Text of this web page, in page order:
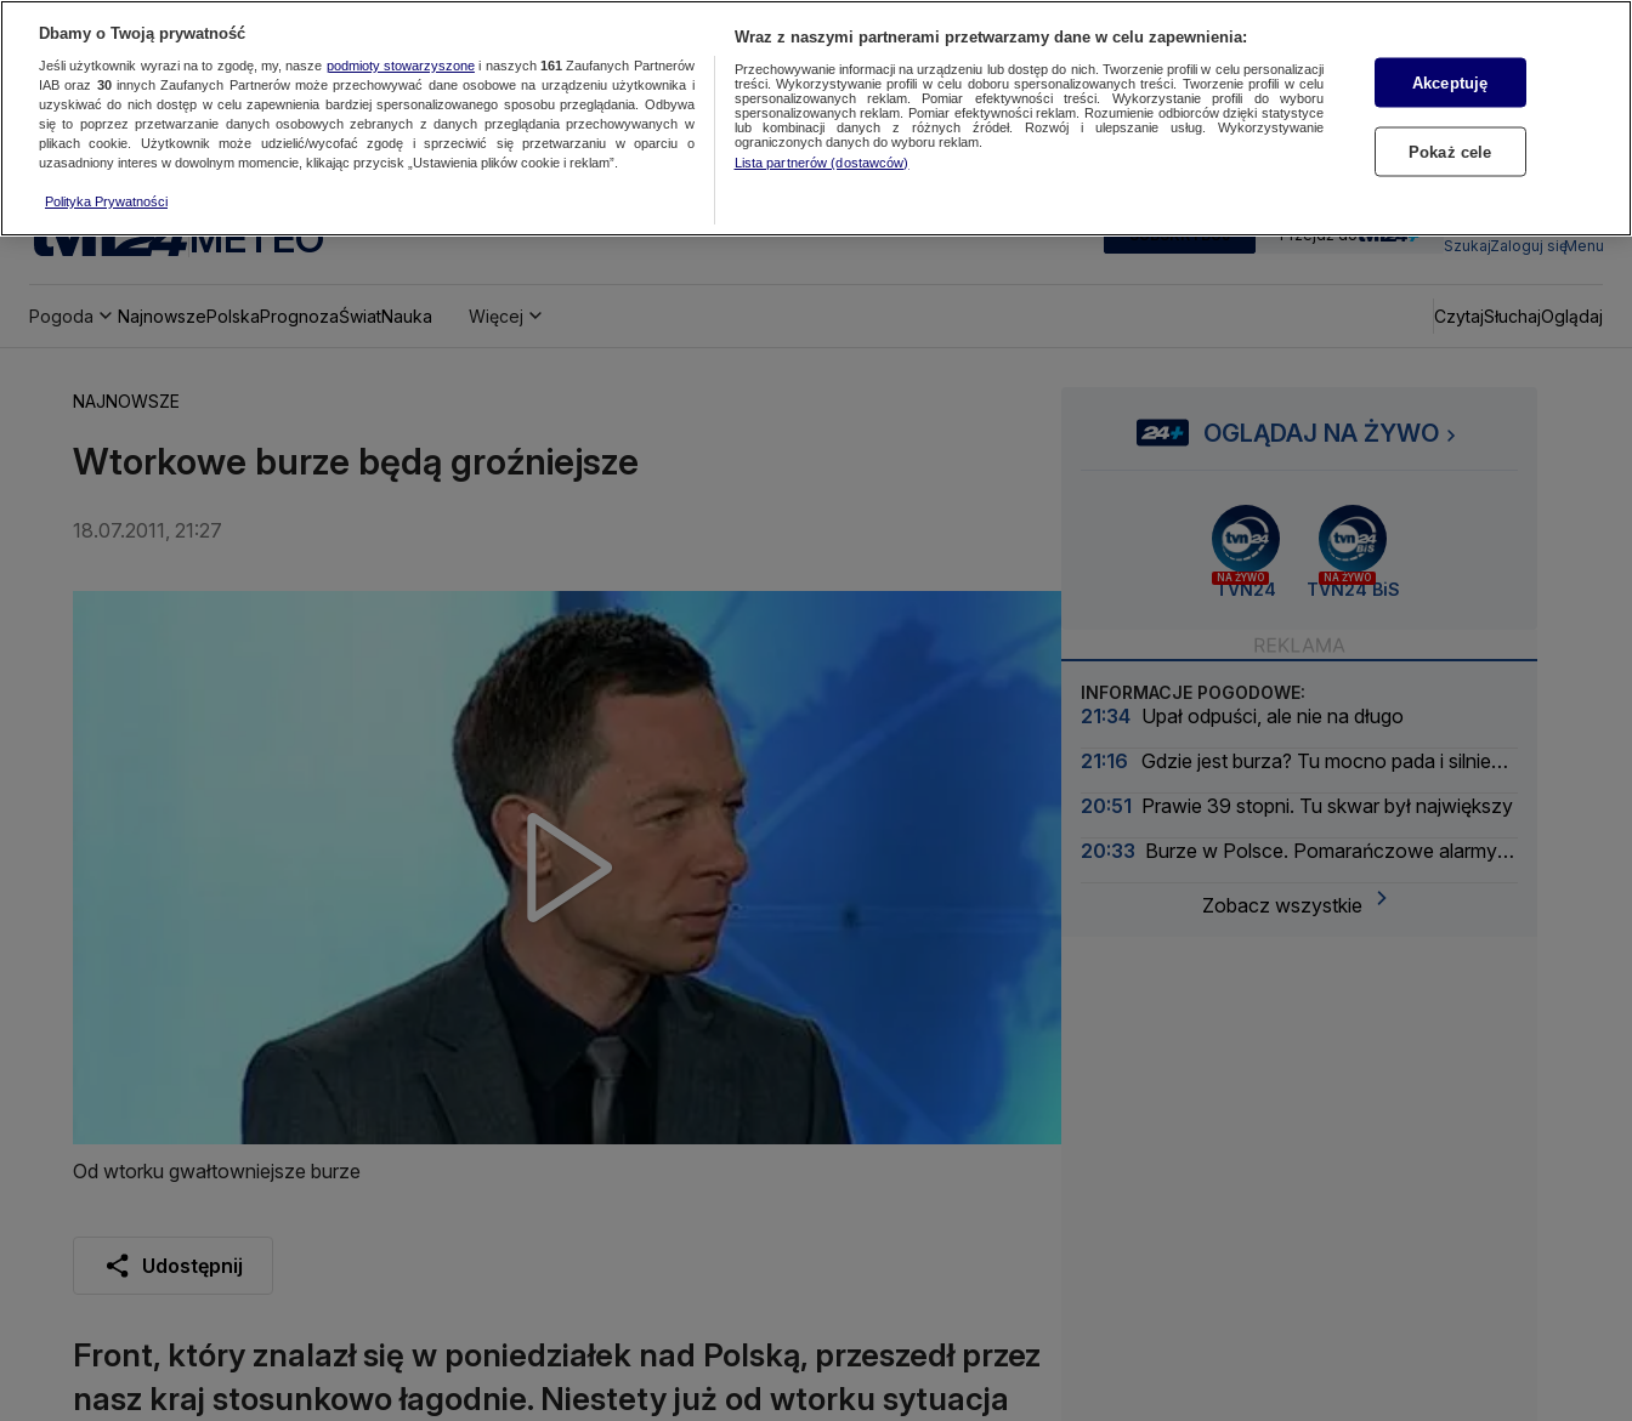
METEO SUBSKRYBUJ Przejdź do
SzukajZaloguj sięMenu
Pogoda NajnowszePolskaPrognozaŚwiatNauka Więcej CzytajSłuchajOglądaj
NAJNOWSZE
Wtorkowe burze będą groźniejsze
18.07.2011, 21:27
Od wtorku gwałtowniejsze burze
Udostępnij
Front, który znalazł się w poniedziałek nad Polską, przeszedł przez
nasz kraj stosunkowo łagodnie. Niestety już od wtorku sytuacja
OGLĄDAJ NA ŻYWO
NA ŻYWO
TVN24
NA ŻYWO
TVN24 BiS
INFORMACJE POGODOWE:
21:34 Upał odpuści, ale nie na długo
21:16 Gdzie jest burza? Tu mocno pada i silnie
20:51 Prawie 39 stopni. Tu skwar był największy
20:33 Burze w Polsce. Pomarańczowe alarmy w
Zobacz wszystkie
Dbamy o Twoją prywatność
Jeśli użytkownik wyrazi na to zgodę, my, nasze podmioty stowarzyszonei naszych 161 Zaufanych Partnerów
IAB oraz 30innych Zaufanych Partnerów może przechowywać dane osobowe na urządzeniu użytkownika i
uzyskiwać do nich dostęp w celu zapewnienia bardziej spersonalizowanego sposobu przeglądania. Odbywa
się to poprzez przetwarzanie danych osobowych zebranych z danych przeglądania przechowywanych w
plikach cookie. Użytkownik może udzielić/wycofać zgodę i sprzeciwić się przetwarzaniu w oparciu o
uzasadniony interes w dowolnym momencie, klikając przycisk „Ustawienia plików cookie i reklam”.
Polityka Prywatności
Wraz z naszymi partnerami przetwarzamy dane w celu zapewnienia:
Przechowywanie informacji na urządzeniu lub dostęp do nich. Tworzenie profili w celu personalizacji
treści. Wykorzystywanie profili w celu doboru spersonalizowanych treści. Tworzenie profili w celu
spersonalizowanych reklam. Pomiar efektywności treści. Wykorzystanie profili do wyboru
spersonalizowanych reklam. Pomiar efektywności reklam. Rozumienie odbiorców dzięki statystyce
lub kombinacji danych z różnych źródeł. Rozwój i ulepszanie usług. Wykorzystywanie
ograniczonych danych do wyboru reklam.
Lista partnerów (dostawców)
Akceptuję
Pokaż cele